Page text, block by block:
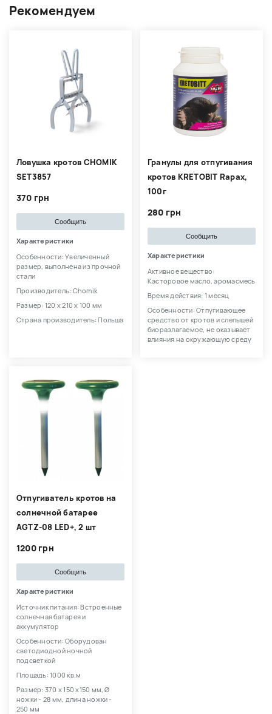
Рекомендуем
Ловушка кротов CHOMIK
SET3857
370 грн
Сообщить
Характеристики
Особенности: Увеличенный
размер, выполнена из прочной
стали
Производитель: Chomik
Размер: 120 х 210 х 100 мм
Страна производитель: Польша
Гранулы для отпугивания
кротов KRETOBIT Rapax,
100г
280 грн
Сообщить
Характеристики
Активное вещество:
Касторовое масло, аромасмесь
Время действия: 1 месяц
Особенности: Отпугивающее
средство от кротов и слепышей
биоразлагаемое, не оказывает
влияния на окружающую среду
Отпугиватель кротов на
солнечной батарее
AGTZ-08 LED+, 2 шт
1200 грн
Сообщить
Характеристики
Источник питания: Встроенные
солнечная батарея и
аккумулятор
Особенности: Оборудован
светодиодной ночной
подсветкой
Площадь: 1000 кв.м
Размер: 370 х 150 х150 мм, Ø
ножки - 28 мм, длина ножки -
250 мм